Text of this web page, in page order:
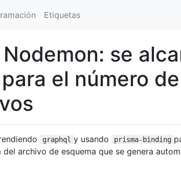
Etiquetas
se
el número
graphql y usando prisma-binding
del archivo de esquema que se genera